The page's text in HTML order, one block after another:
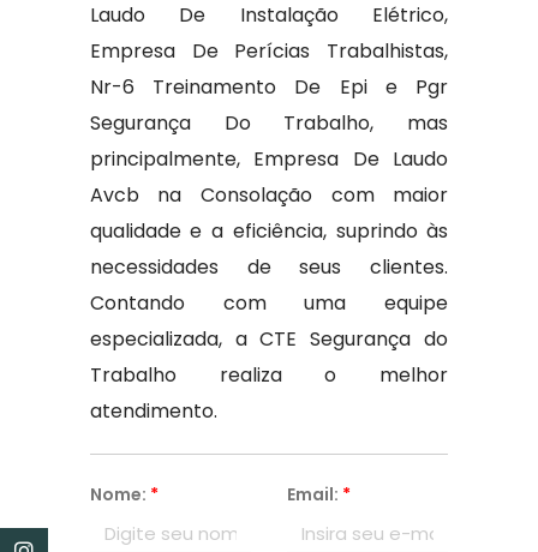
Laudo De Instalação Elétrico,
Empresa De Perícias Trabalhistas,
Nr-6 Treinamento De Epi e Pgr
Segurança Do Trabalho, mas
principalmente, Empresa De Laudo
Avcb na Consolação com maior
qualidade e a eficiência, suprindo às
necessidades de seus clientes.
Contando com uma equipe
especializada, a CTE Segurança do
Trabalho realiza o melhor
atendimento.
Nome: * Email: *